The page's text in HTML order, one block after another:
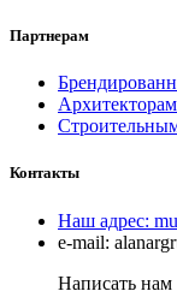
Партнерам
Контакты
Наш адрес:
e-mail:
Написать нам